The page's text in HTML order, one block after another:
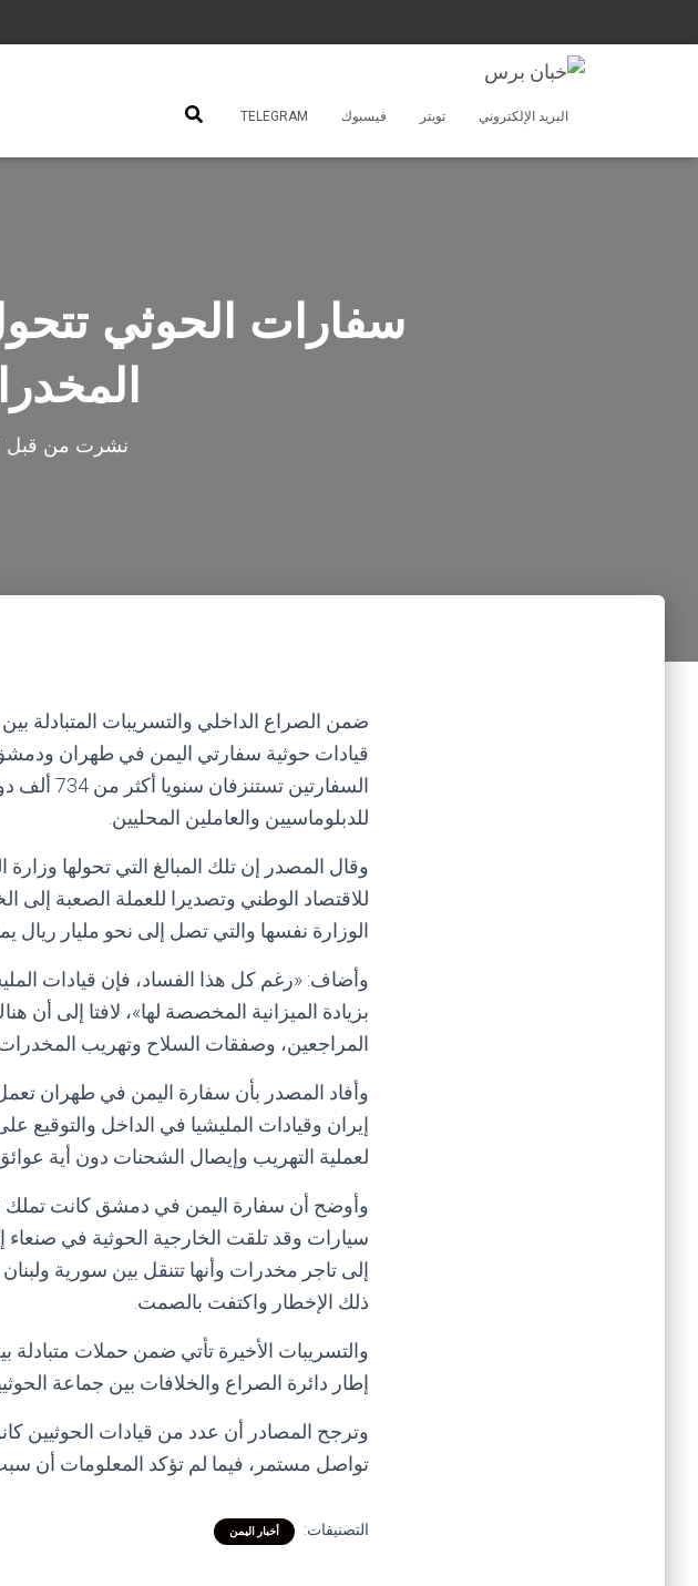
البريد الإلكتروني تويتر فيسبوك TELEGRAM
سفارات الحوثي
نشرت من قبل
ضمن الصراع الداخلي والتسريبات المتبادلة
قيادات حوثية سفارتي اليمن في طهران
للدبلوماسيين والعاملين المحليين.
وقال المصدر إن تلك المبالغ التي تحولها
للاقتصاد الوطني وتصديرا للعملة الصعبة إلى
الوزارة نفسها والتي تصل إلى نحو مليار ريال
وأضاف: «رغم كل هذا الفساد، فإن قيادات
بزيادة الميزانية المخصصة لها»، لافتا إلى
المراجعين، وصفقات السلاح وتهريب
وأفاد المصدر بأن سفارة اليمن في طهران
إيران وقيادات المليشيا في الداخل والتوقيع
لعملية التهريب وإيصال الشحنات دون أية
سيارات وقد تلقت الخارجية الحوثية في
ذلك الإخطار واكتفت بالصمت.
والتسريبات الأخيرة تأتي ضمن حملات متبادلة
إطار دائرة الصراع والخلافات بين جماعة
وترجح المصادر أن عدد من قيادات الحوثيين
تواصل مستمر، فيما لم تؤكد المعلومات أن
التصنيفات: أخبار اليمن